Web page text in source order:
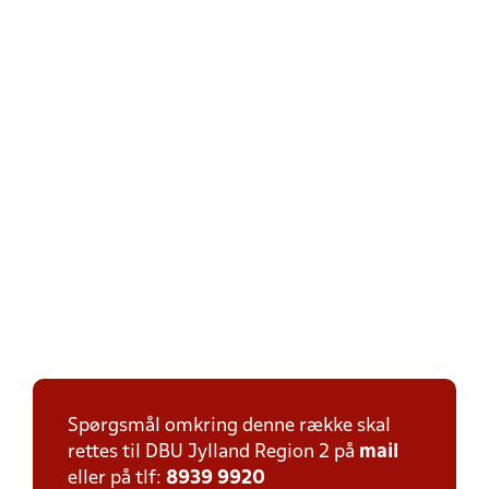
Spørgsmål omkring denne række skal
rettes til DBU Jylland Region 2 på mail
eller på tlf: 8939 9920